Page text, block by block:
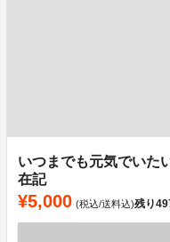
いつまでも元気でいた
在記
¥5,000 (税込/送料込)残り